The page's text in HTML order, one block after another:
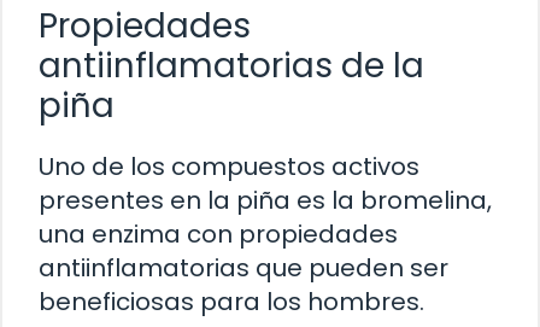
Propiedades
antiinflamatorias de la
piña
Uno de los compuestos activos
presentes en la piña es la bromelina,
una enzima con propiedades
antiinflamatorias que pueden ser
beneficiosas para los hombres.